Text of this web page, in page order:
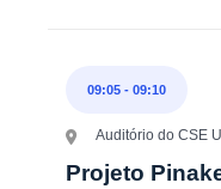
09:05 - 09:10
Auditório do CSE
Projeto